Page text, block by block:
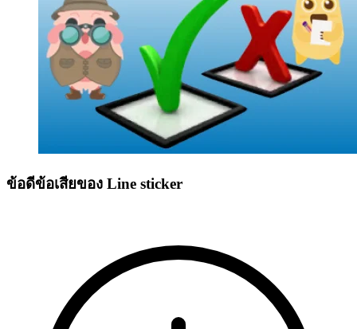
ข้อดีข้อเสียของ Line sticker